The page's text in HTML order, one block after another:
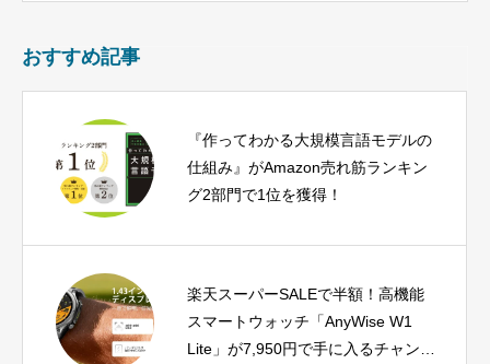
おすすめ記事
『作ってわかる大規模言語モデルの
仕組み』がAmazon売れ筋ランキン
グ2部門で1位を獲得！
楽天スーパーSALEで半額！高機能
スマートウォッチ「AnyWise W1
Lite」が7,950円で手に入るチャン